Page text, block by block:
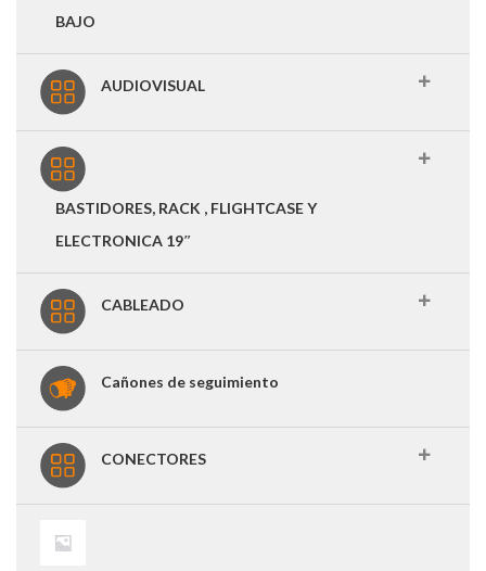
BAJO
AUDIOVISUAL
BASTIDORES, RACK , FLIGHTCASE Y
ELECTRONICA 19″
CABLEADO
Cañones de seguimiento
CONECTORES